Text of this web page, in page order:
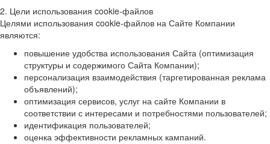
2. Цели использования cookie-файлов
Целями использования cookie-файлов на Сайте Компании
являются:
повышение удобства использования Сайта (оптимизация
структуры и содержимого Сайта Компании);
персонализация взаимодействия (таргетированная реклама
объявлений);
оптимизация сервисов, услуг на сайте Компании в
соответствии с интересами и потребностями пользователей;
идентификация пользователей;
оценка эффективности рекламных кампаний.